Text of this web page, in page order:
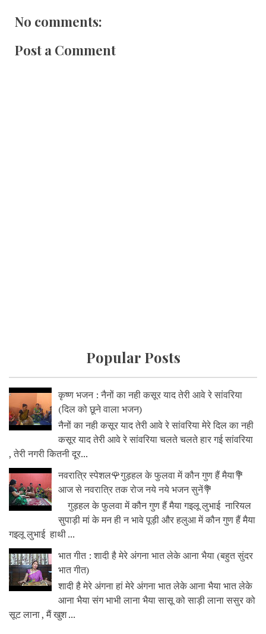
No comments:
Post a Comment
Popular Posts
कृष्ण भजन : नैनों का नही कसूर याद तेरी आवे रे सांवरिया
(दिल को छूने वाला भजन)
नैनों का नही कसूर याद तेरी आवे रे सांवरिया मेरे दिल का नही
कसूर याद तेरी आवे रे सांवरिया चलते चलते हार गई सांवरिया
, तेरी नगरी कितनी दूर...
नवरात्रि स्पेशल🌹गुड़हल के फुलवा में कौन गुण हैं मैया💐
आज से नवरात्रि तक रोज नये नये भजन सुनें💐
गुड़हल के फुलवा में कौन गुण हैं मैया गइलू लुभाई नारियल
सुपाड़ी मां के मन ही न भावे पूड़ी और हलुआ में कौन गुण हैं मैया
गइलू लुभाई हाथी ...
भात गीत : शादी है मेरे अंगना भात लेके आना भैया (बहुत सुंदर
भात गीत)
शादी है मेरे अंगना हां मेरे अंगना भात लेके आना भैया भात लेके
आना भैया संग भाभी लाना भैया सासू को साड़ी लाना ससुर को
सूट लाना , मैं खुश ...